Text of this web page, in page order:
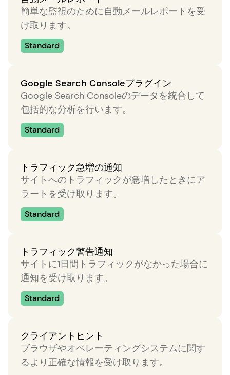
簡単な監視のために自動メールレポートを受
け取ります。
Standard
Google Search Consoleプラグイン
Google Search Consoleのデータを統合して
包括的な分析を行います。
Standard
トラフィック急増の通知
サイトへのトラフィックが急増したときにア
ラートを受け取ります。
Standard
トラフィック警告通知
サイトに1日間トラフィックがなかった場合に
通知を受け取ります。
Standard
クライアントヒント
ブラウザやオペレーティングシステムに関す
るより正確な情報を受け取ります。